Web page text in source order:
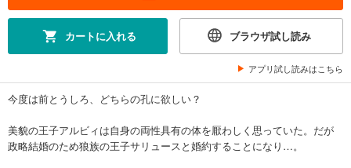
カートに入れる ブラウザ試し読み
アプリ試し読みはこちら
今度は前とうしろ、どちらの孔に欲しい？
美貌の王子アルビィは自身の両性具有の体を厭わしく思っていた。だが
政略結婚のため狼族の王子サリュースと婚約することになり…。